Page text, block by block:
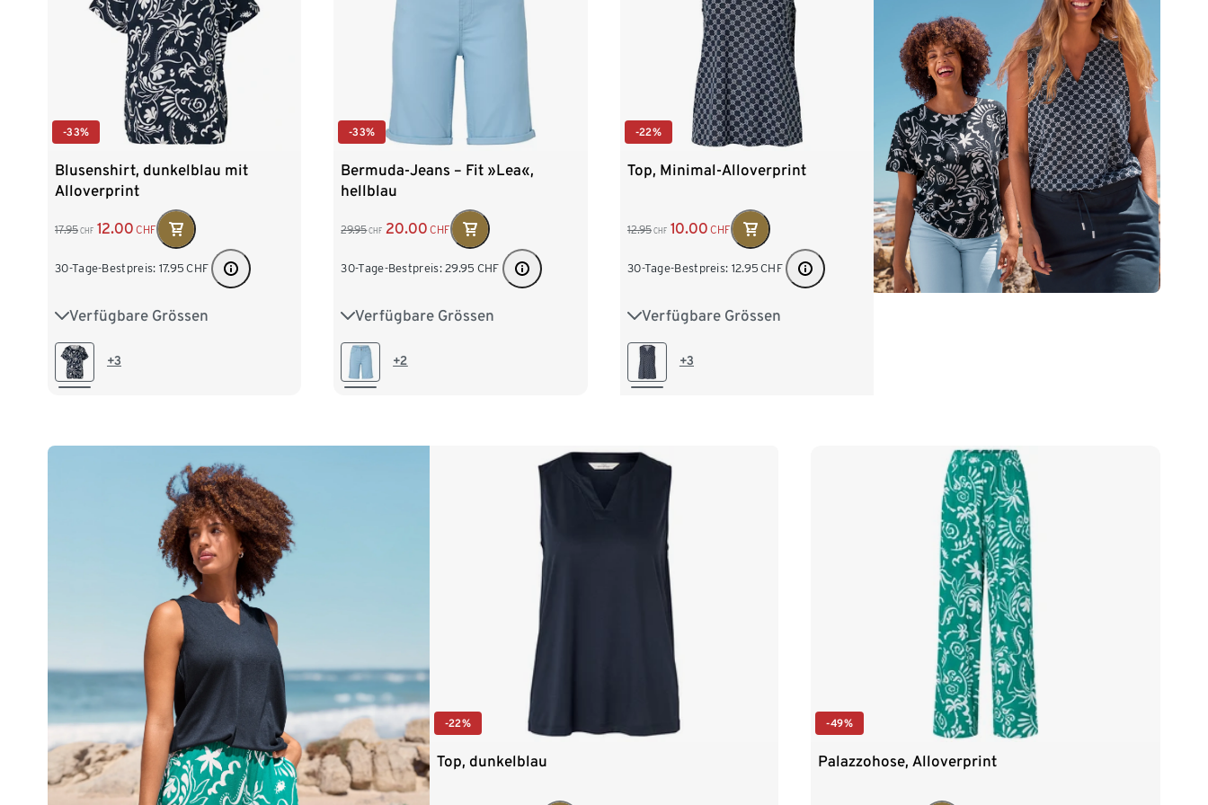
-33%
Blusenshirt, dunkelblau mit
Alloverprint
17.95 CHF 12.00 CHF
30-Tage-Bestpreis: 17.95 CHF
Verfügbare Grössen
S 36/38 M 40/42 L 44/46
XL 48/50
+3
-33%
Bermuda-Jeans – Fit »Lea«,
hellblau
29.95 CHF 20.00 CHF
30-Tage-Bestpreis: 29.95 CHF
Verfügbare Grössen
36 38 40 42
48 +2
-22%
Top, Minimal-Alloverprint
12.95 CHF 10.00 CHF
30-Tage-Bestpreis: 12.95 CHF
Verfügbare Grössen
S 36/38 M 40/42 L 44/46
XL 48/50
+3
-22%
Top, dunkelblau
-49%
Palazzohose, Alloverprint